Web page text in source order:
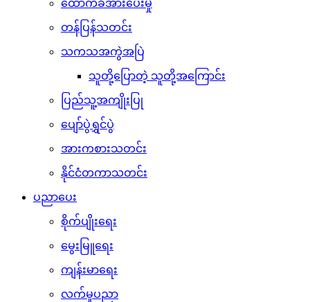
ထောက်ခံအားပေးမှု
တန်ပြန်သတင်း
သကသအကွဲအပြဲ
သူတို့ပြောတဲ့ သူတို့အကြောင်း
ပြည်သူ့အကျိုးပြု
ပျော်ပွဲရွှင်ပွဲ
အားကစားသတင်း
နိုင်ငံတကာသတင်း
ပညာပေး
စိုက်ပျိုးရေး
မွေးမြူရေး
ကျန်းမာရေး
လက်မှုပညာ